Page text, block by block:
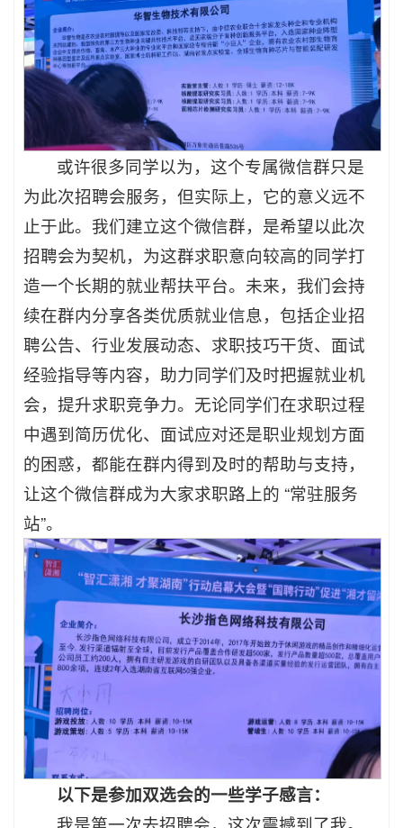
或许很多同学以为，这个专属微信群只是
为此次招聘会服务，但实际上，它的意义远不
止于此。我们建立这个微信群，是希望以此次
招聘会为契机，为这群求职意向较高的同学打
造一个长期的就业帮扶平台。未来，我们会持
续在群内分享各类优质就业信息，包括企业招
聘公告、行业发展动态、求职技巧干货、面试
经验指导等内容，助力同学们及时把握就业机
会，提升求职竞争力。无论同学们在求职过程
中遇到简历优化、面试应对还是职业规划方面
的困惑，都能在群内得到及时的帮助与支持，
让这个微信群成为大家求职路上的 “常驻服务
站”。
以下是参加双选会的一些学子感言：
我是第一次去招聘会，这次震撼到了我。